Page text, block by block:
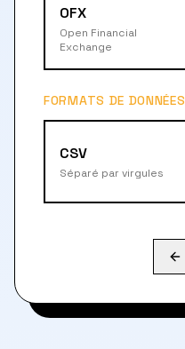
OFX
Open Financial
Exchange
FORMATS DE DONNÉES
CSV
Séparé par virgules